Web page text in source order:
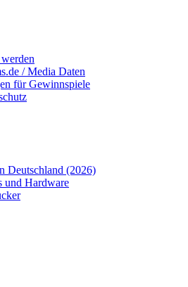
/ Media Daten
für Gewinnspiele
Deutschland (2026)
und Hardware